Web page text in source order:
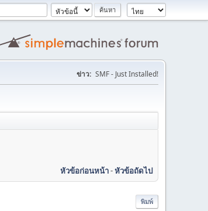
ข่าว: SMF - Just Installed!
หัวข้อก่อนหน้า-หัวข้อถัดไป
พิมพ์